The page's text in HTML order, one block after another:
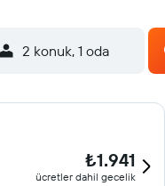
2 konuk, 1 oda
₺1.941
ücretler dahil gecelik